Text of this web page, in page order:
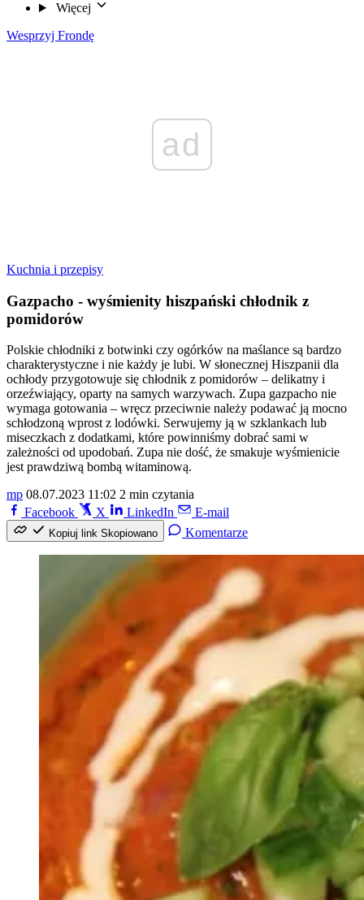
Więcej
Wesprzyj Frondę
ad
Kuchnia i przepisy
Gazpacho - wyśmienity hiszpański chłodnik z
pomidorów
Polskie chłodniki z botwinki czy ogórków na maślance są bardzo
charakterystyczne i nie każdy je lubi. W słonecznej Hiszpanii dla
ochłody przygotowuje się chłodnik z pomidorów – delikatny i
orzeźwiający, oparty na samych warzywach. Zupa gazpacho nie
wymaga gotowania – wręcz przeciwnie należy podawać ją mocno
schłodzoną wprost z lodówki. Serwujemy ją w szklankach lub
miseczkach z dodatkami, które powinniśmy dobrać sami w
zależności od upodobań. Zupa nie dość, że smakuje wyśmienicie
jest prawdziwą bombą witaminową.
mp 08.07.2023 11:02 2 min czytania
Facebook
X LinkedIn E-mail
Kopiuj link Skopiowano Komentarze